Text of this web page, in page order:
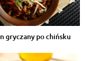
gryczany po chińsku